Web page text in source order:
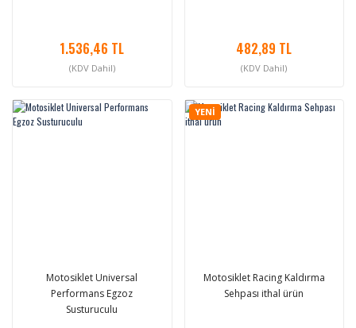
1.536,46 TL
(KDV Dahil)
482,89 TL
(KDV Dahil)
Motosiklet Universal
Performans Egzoz
Susturuculu
YENİ
Motosiklet Racing Kaldırma
Sehpası ithal ürün